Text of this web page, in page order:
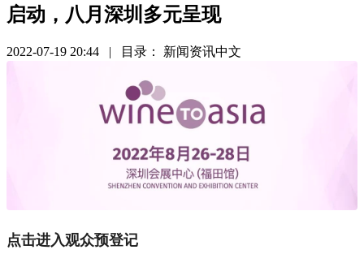
启动，八月深圳多元呈现
2022-07-19 20:44 | 目录： 新闻资讯中文
点击进入观众预登记